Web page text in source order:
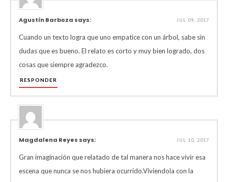
Agustín Barboza says: JUL 09, 2017
Cuando un texto logra que uno empatice con un árbol, sabe sin
dudas que es bueno. El relato es corto y muy bien logrado, dos
cosas que siempre agradezco.
RESPONDER
Magdalena Reyes says: JUL 10, 2017
Gran imaginación que relatado de tal manera nos hace vivir esa
escena que nunca se nos hubiera ocurrido.Viviendola con la